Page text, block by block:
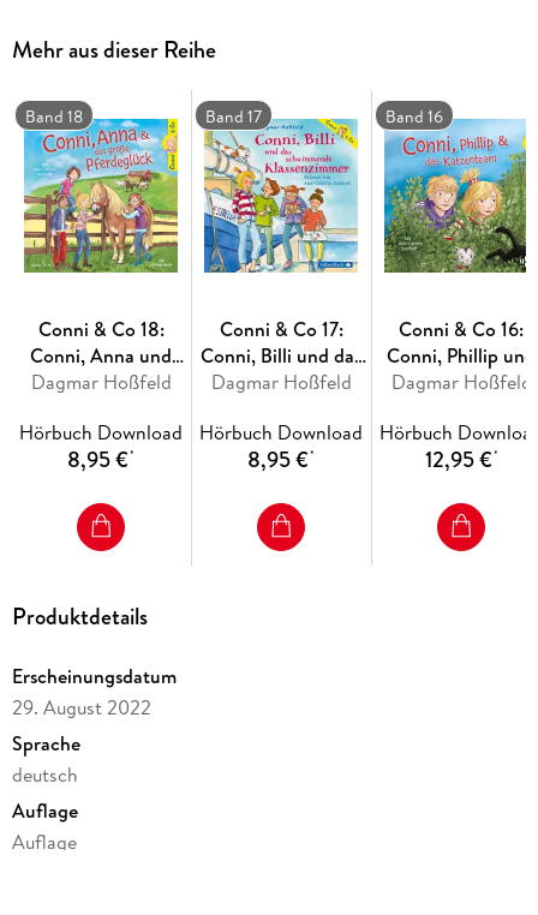
Und wer ist eigentlich dieser geheimnisvolle Moonwalker, der
Mehr aus dieser Reihe
Band 18
Conni & Co 18:
Conni, Anna und
das große
Dagmar Hoßfeld
Hörbuch Download
8,95 €*
Band 17
Conni & Co 17:
Conni, Billi und das
schwimmende
Dagmar Hoßfeld
Hörbuch Download
8,95 €*
Band 16
Conni & Co 16:
Conni, Phillip und
das Katzenteam
Dagmar Hoßfeld
Hörbuch
12,95 €*
Produktdetails
Erscheinungsdatum
29. August 2022
Sprache
deutsch
Auflage
Auflage